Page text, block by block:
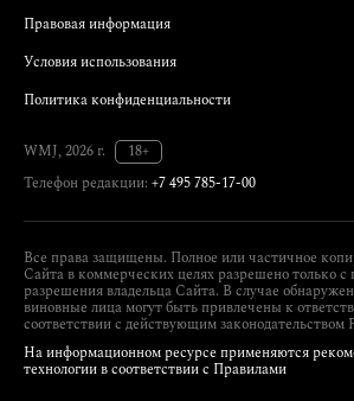
Правовая информация
Условия использования
Политика конфиденциальности
WMJ, 2026 г.
18+
Телефон редакции: +7 495 785-17-00
Все права защищены. Полное или частичное
Сайта в коммерческих целях разрешено только с
разрешения владельца Сайта. В случае
виновные лица могут быть привлечены к
соответствии с действующим
На информационном ресурсе применяются
технологии в соответствии с Правилами